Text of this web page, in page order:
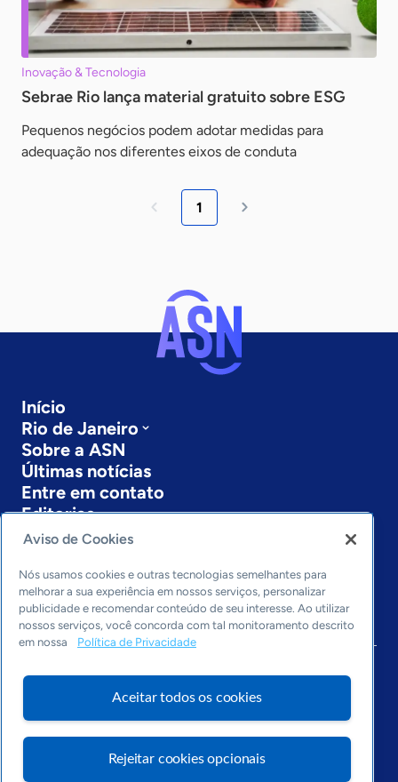
Inovação & Tecnologia
Sebrae Rio lança material gratuito sobre ESG
Pequenos negócios podem adotar medidas para
adequação nos diferentes eixos de conduta
1
Início
Rio de Janeiro
Sobre a ASN
Últimas notícias
Entre em contato
Editorias
Economia & Política
Inovação & Tecnologia
Cultura empreendedora
Dados
Arquivo
Aviso de Cookies
Nós usamos cookies e outras tecnologias semelhantes para
melhorar a sua experiência em nossos serviços, personalizar
publicidade e recomendar conteúdo de seu interesse. Ao utilizar
nossos serviços, você concorda com tal monitoramento descrito
em nossa
Política de Privacidade
Aceitar todos os cookies
Rejeitar cookies opcionais